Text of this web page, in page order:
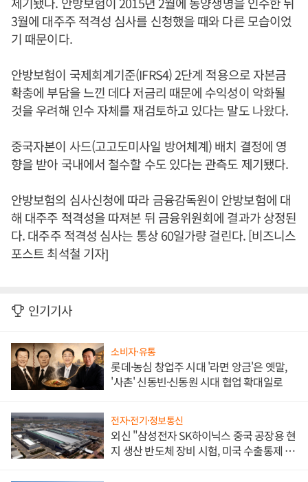
3월에 대주주 적격성 심사를 신청했을 때와 다른 모습이었
기 때문이다.
안방보험이 국제회계기준(IFRS4) 2단계 적용으로 자본금
확충에 부담을 느낀 데다 저금리 때문에 수익성이 악화될
것을 우려해 인수 자체를 재검토하고 있다는 말도 나왔다.
중국자본이 사드(고고도미사일 방어체계) 배치 결정에 영
향을 받아 국내에서 철수할 수도 있다는 관측도 제기됐다.
안방보험의 심사신청에 따라 금융감독원이 안방보험에 대
해 대주주 적격성을 따져본 뒤 금융위원회에 결과가 상정된
다. 대주주 적격성 심사는 통상 60일가량 걸린다. [비즈니스
포스트 최석철 기자]
인기기사
소비자·유통
롯데·농심 창업주 시대 '라면 앙금'은 옛말,
'사촌' 신동빈·신동원 시대 협업 확대일로
전자·전기·정보통신
외신 "삼성전자 SK하이닉스 중국 공장용 현
지 생산 반도체 장비 시험, 미국 수출통제 대